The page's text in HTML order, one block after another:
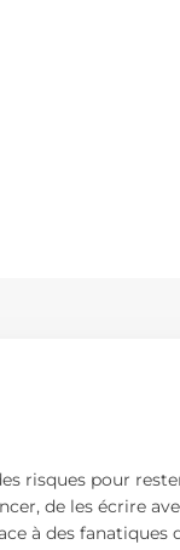
risques pour
de les écrire
à des